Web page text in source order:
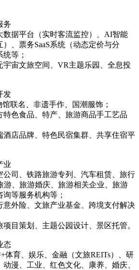
务
数据平台（实时客流监控）、AI智能
、票务SaaS系统（动态定价与分
等；
宇宙文旅空间、VR主题乐园、全息投
发
联名、非遗手作、国潮服饰；
特色食品、特产、旅游商品手工艺品
酒店品牌、特色民宿集群、共享住宿平
业
公司、铁路旅游专列、汽车租赁、旅行
游、旅游婚庆、旅游相关企业、旅游
等服务机构等；
意外险、文旅产业基金、跨境支付解决
目策划、主题公园设计、景区托管。
态
体育、娱乐、金融（文旅REITs）、研
漫、工业、红色文化、康养、婚庆、